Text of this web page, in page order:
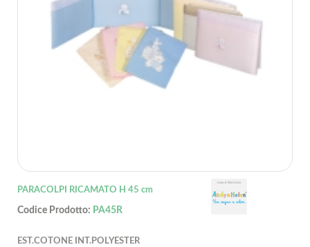
PARACOLPI RICAMATO H 45 cm
Codice Prodotto: PA45R
EST.COTONE INT.POLYESTER